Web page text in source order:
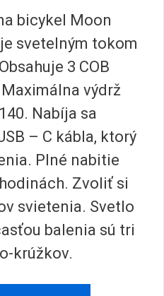
bicykel Moon
svetelným tokom
3 COB
výdrž
Nabíja sa
– C kábla, ktorý
Plné nabitie
Zvoliť si
svietenia. Svetlo
balenia sú tri
krúžkov.